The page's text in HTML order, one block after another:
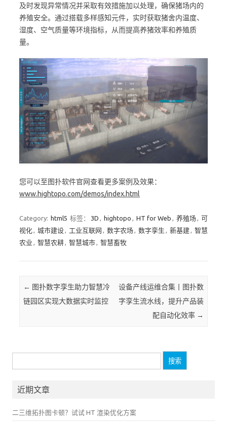
及时发现异常情况并采取有效措施加以处理，确保猪场内的
养殖安全。通过搭载多样感知元件，实时获取猪舍内温度、
湿度、空气质量等环境指标，从而提高养猪效率和养殖质
量。
您可以至图扑软件官网查看更多案例及效果：
www.hightopo.com/demos/index.html
Category: html5 标签： 3D hightopo HT for Web 养殖场
可
视化
城市建设 工业互联网 数字农场 数字孪生 新基建
智慧
农业
智慧农耕 智慧城市 智慧畜牧
Post navigation
← 图扑数字孪生助力智慧冷
链园区实现大数据实时监控
设备产线运维合集丨图扑数
字孪生流水线，提升产品装
配自动化效率 →
索：
近期文章
二三维拓扑图卡顿？试试 HT 渲染优化方案